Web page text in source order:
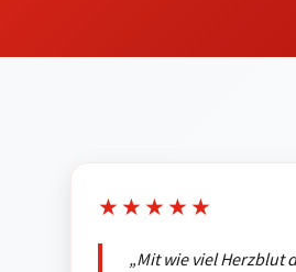
★★★★★
„Mit wie viel Herzblut